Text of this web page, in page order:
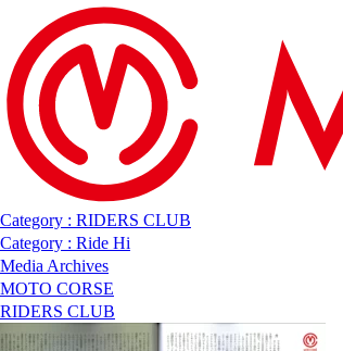
Category : RIDERS CLUB
Category : Ride Hi
Media Archives
MOTO CORSE
RIDERS CLUB